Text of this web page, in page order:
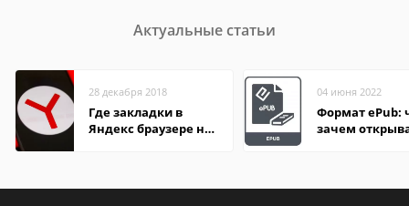
Актуальные статьи
28 декабря 2018
Где закладки в
Яндекс браузере на
04 июня 2022
Формат ePub:
зачем